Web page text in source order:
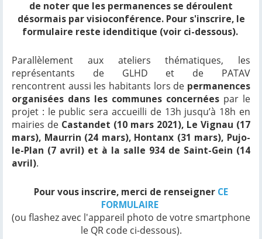
de noter que les permanences se déroulent
désormais par visioconférence. Pour s'inscrire, le
formulaire reste idenditique (voir ci-dessous).
Parallèlement aux ateliers thématiques, les
représentants de GLHD et de PATAV
rencontrent aussi les habitants lors de permanences
organisées dans les communes concernées par le
projet : le public sera accueilli de 13h jusqu’à 18h en
mairies de Castandet (10 mars 2021), Le Vignau (17
mars), Maurrin (24 mars), Hontanx (31 mars), Pujo-
le-Plan (7 avril) et à la salle 934 de Saint-Gein (14
avril).
Pour vous inscrire, merci de renseigner CE
FORMULAIRE
(ou flashez avec l'appareil photo de votre smartphone
le QR code ci-dessous).